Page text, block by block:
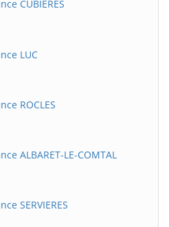
CUBIERES
LUC
ROCLES
ALBARET-LE-COMTAL
SERVIERES